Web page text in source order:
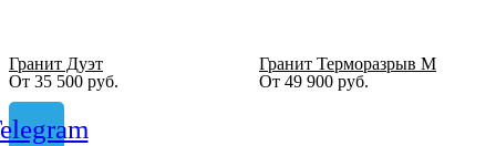
Гранит Дуэт
От 35 500 руб.
Гранит Терморазрыв М
От 49 900 руб.